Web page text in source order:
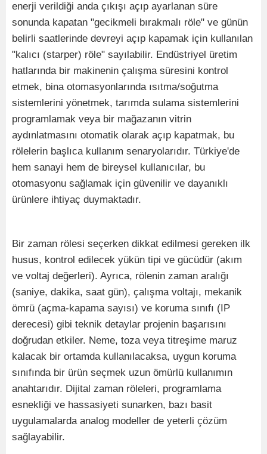
enerji verildiği anda çıkışı açıp ayarlanan süre
sonunda kapatan "gecikmeli bırakmalı röle" ve günün
belirli saatlerinde devreyi açıp kapamak için kullanılan
"kalıcı (starper) röle" sayılabilir. Endüstriyel üretim
hatlarında bir makinenin çalışma süresini kontrol
etmek, bina otomasyonlarında ısıtma/soğutma
sistemlerini yönetmek, tarımda sulama sistemlerini
programlamak veya bir mağazanın vitrin
aydınlatmasını otomatik olarak açıp kapatmak, bu
rölelerin başlıca kullanım senaryolarıdır. Türkiye'de
hem sanayi hem de bireysel kullanıcılar, bu
otomasyonu sağlamak için güvenilir ve dayanıklı
ürünlere ihtiyaç duymaktadır.
Bir zaman rölesi seçerken dikkat edilmesi gereken ilk
husus, kontrol edilecek yükün tipi ve gücüdür (akım
ve voltaj değerleri). Ayrıca, rölenin zaman aralığı
(saniye, dakika, saat gün), çalışma voltajı, mekanik
ömrü (açma-kapama sayısı) ve koruma sınıfı (IP
derecesi) gibi teknik detaylar projenin başarısını
doğrudan etkiler. Neme, toza veya titreşime maruz
kalacak bir ortamda kullanılacaksa, uygun koruma
sınıfında bir ürün seçmek uzun ömürlü kullanımın
anahtarıdır. Dijital zaman röleleri, programlama
esnekliği ve hassasiyeti sunarken, bazı basit
uygulamalarda analog modeller de yeterli çözüm
sağlayabilir.